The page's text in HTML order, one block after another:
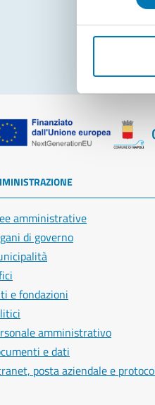
amministrative
di governo
e fondazioni
amministrativo
e dati
posta aziendale e